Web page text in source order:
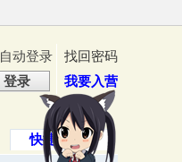
自动登录
找回密码
登录
我要入营
快捷导航